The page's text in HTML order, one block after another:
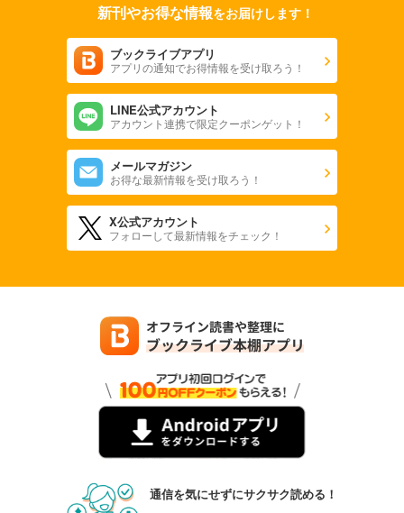
新刊やお得な情報をお届けします！
ブックライブアプリ
アプリの通知でお得情報を受け取ろう！
LINE公式アカウント
アカウント連携で限定クーポンゲット！
メールマガジン
お得な最新情報を受け取ろう！
X公式アカウント
フォローして最新情報をチェック！
通信を気にせずにサクサク読める！